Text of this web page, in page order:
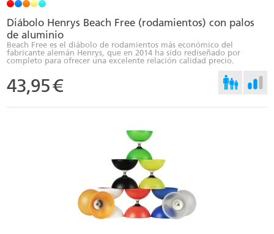
Diábolo Henrys Beach Free (rodamientos) con palos
de aluminio
Beach Free es el diábolo de rodamientos más económico del
fabricante alemán Henrys, que en 2014 ha sido rediseñado por
completo para ofrecer una excelente relación calidad precio.
43,95€